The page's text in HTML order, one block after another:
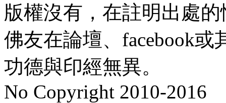
版權沒有，在註明出處
佛友在論壇、facebook
功德與印經無異。
No Copyright 2010-2016